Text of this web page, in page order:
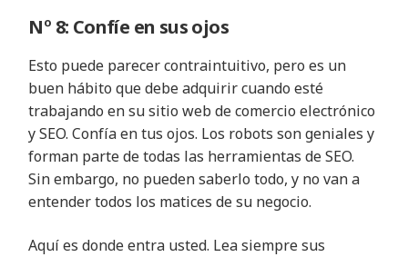
Nº 8: Confíe en sus ojos
Esto puede parecer contraintuitivo, pero es un
buen hábito que debe adquirir cuando esté
trabajando en su sitio web de comercio electrónico
y SEO. Confía en tus ojos. Los robots son geniales y
forman parte de todas las herramientas de SEO.
Sin embargo, no pueden saberlo todo, y no van a
entender todos los matices de su negocio.
Aquí es donde entra usted. Lea siempre sus